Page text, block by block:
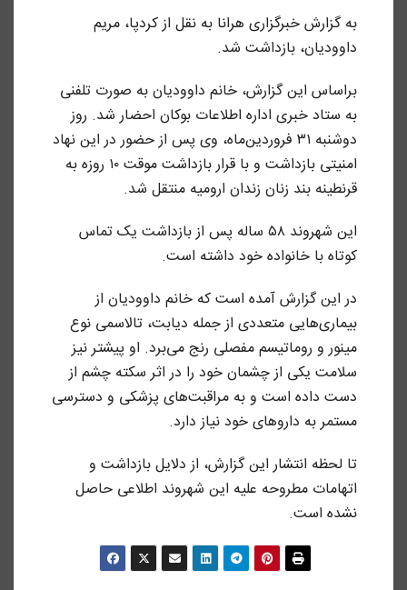
به گزارش خبرگزاری هرانا به نقل از کردپا، مریم
داوودیان، بازداشت شد.
براساس این گزارش، خانم داوودیان به صورت تلفنی
به ستاد خبری اداره اطلاعات بوکان احضار شد. روز
دوشنبه ۳۱ فروردین‌ماه، وی پس از حضور در این نهاد
امنیتی بازداشت و با قرار بازداشت موقت ۱۰ روزه به
قرنطینه بند زنان زندان ارومیه منتقل شد.
این شهروند ۵۸ ساله پس از بازداشت یک تماس
کوتاه با خانواده خود داشته است.
در این گزارش آمده است که خانم داوودیان از
بیماری‌هایی متعددی از جمله دیابت، تالاسمی نوع
مینور و روماتیسم مفصلی رنج می‌برد. او پیشتر نیز
سلامت یکی از چشمان خود را در اثر سکته چشم از
دست داده است و به مراقبت‌های پزشکی و دسترسی
مستمر به داروهای خود نیاز دارد.
تا لحظه انتشار این گزارش، از دلایل بازداشت و
اتهامات مطروحه علیه این شهروند اطلاعی حاصل
نشده است.